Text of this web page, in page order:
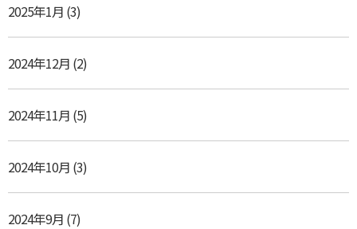
2025年1月 (3)
2024年12月 (2)
2024年11月 (5)
2024年10月 (3)
2024年9月 (7)